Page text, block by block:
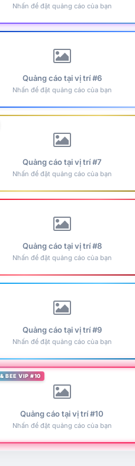
Nhấn để đặt quảng cáo của bạn
Quảng cáo tại vị trí #6
Nhấn để đặt quảng cáo của bạn
Quảng cáo tại vị trí #7
Nhấn để đặt quảng cáo của bạn
Quảng cáo tại vị trí #8
Nhấn để đặt quảng cáo của bạn
Quảng cáo tại vị trí #9
Nhấn để đặt quảng cáo của bạn
BEE VIP #10
Quảng cáo tại vị trí #10
Nhấn để đặt quảng cáo của bạn